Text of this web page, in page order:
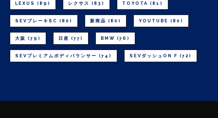
LEXUS (89) レクサス (83) TOYOTA (81)
SEVブレーキSC (80) 新商品 (80) YOUTUBE (80)
大阪 (79) 日産 (77) BMW (76)
SEVプレミアムボディバランサー (74) SEVダッシュON F (72)